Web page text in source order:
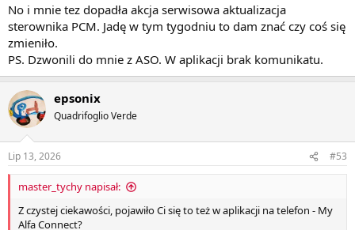
No i mnie tez dopadła akcja serwisowa aktualizacja
sterownika PCM. Jadę w tym tygodniu to dam znać czy coś się
zmieniło.
PS. Dzwonili do mnie z ASO. W aplikacji brak komunikatu.
epsonix
Quadrifoglio Verde
Lip 13, 2026 #53
master_tychy napisał:
Z czystej ciekawości, pojawiło Ci się to też w aplikacji na telefon - My
Alfa Connect?